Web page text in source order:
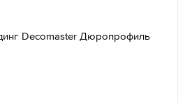
Decomaster Дюропрофиль